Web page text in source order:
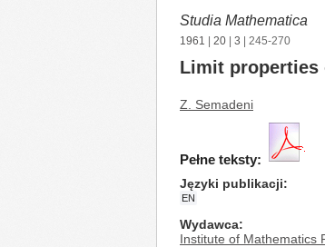
Studia Mathematica
1961 20 3 | 245-270
Limit properties
Z. Semadeni
Pełne teksty:
Języki publikacji
EN
Wydawca
Institute of Mathematics